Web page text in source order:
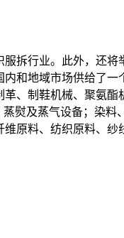
行业。此外，还将
和地域市场供给了一
、制鞋机械、聚氨酯
熨及蒸气设备；染料
原料、纺织原料、